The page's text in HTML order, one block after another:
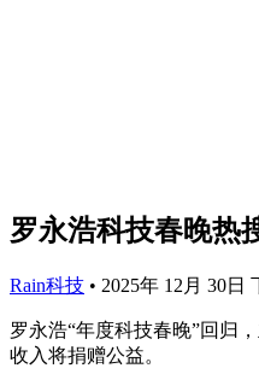
罗永浩科技春晚热
Rain科技 • 2025年 12月 30日
罗永浩“年度科技春晚”回归
收入将捐赠公益。